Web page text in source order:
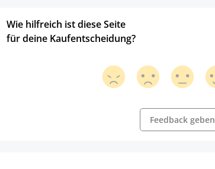
Wie hilfreich ist diese Seite
für deine Kaufentscheidung?
Feedback geben